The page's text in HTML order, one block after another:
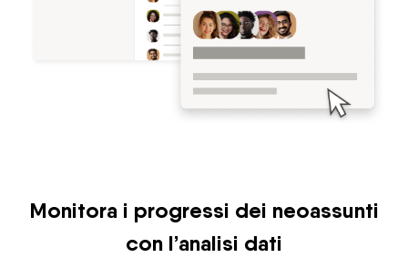
Monitora i progressi dei neoassunti
con l’analisi dati